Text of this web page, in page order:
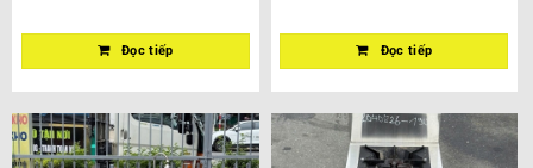
Đọc tiếp Đọc tiếp